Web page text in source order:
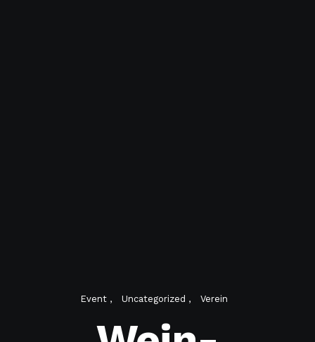
Event Uncategorized Verein